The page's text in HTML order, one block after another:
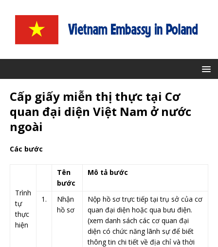
Cấp giấy miễn thị thực tại Cơ
quan đại diện Việt Nam ở nước
ngoài
​Các bước
Trình
tự
thực
hiện ​
​Tên
bước
Mô tả bước
​1.
​​Nhận
hồ sơ
​Nộp hồ sơ trực tiếp tại trụ sở của cơ
quan đại diện hoặc qua bưu điện.
(xem danh sách các cơ quan đại
diện có chức năng lãnh sự để biết
thông tin chi tiết về địa chỉ và thời